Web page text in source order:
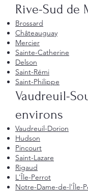
Rive-Sud de
Brossard
Châteauguay
Mercier
Sainte-Catherine
Delson
Saint-Rémi
Saint-Philippe
Vaudreuil-
environs
Vaudreuil-Dorion
Hudson
Pincourt
Saint-Lazare
Rigaud
L'Île-Perrot
Notre-Dame-de-l'Île-